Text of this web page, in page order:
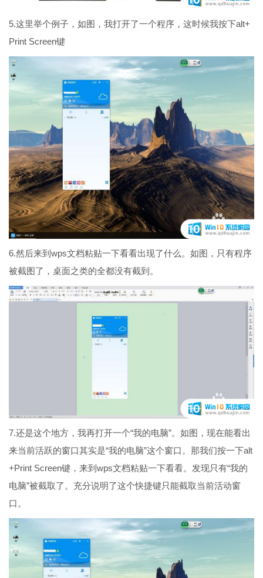
5.这里举个例子，如图，我打开了一个程序，这时候我按下alt+
Print Screen键
6.然后来到wps文档粘贴一下看看出现了什么。如图，只有程序
被截图了，桌面之类的全都没有截到。
7.还是这个地方，我再打开一个“我的电脑”。如图，现在能看出
来当前活跃的窗口其实是“我的电脑”这个窗口。那我们按一下alt
+Print Screen键，来到wps文档粘贴一下看看。发现只有“我的
电脑”被截取了。充分说明了这个快捷键只能截取当前活动窗
口。